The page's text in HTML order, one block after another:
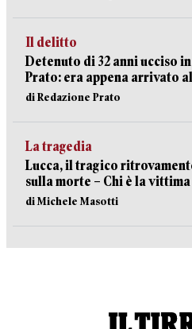
Il delitto
Detenuto di 32 anni ucciso
Prato: era appena arrivato
di Redazione Prato
La tragedia
Lucca, il tragico
sulla morte – Chi è la vittima
di Michele Masotti